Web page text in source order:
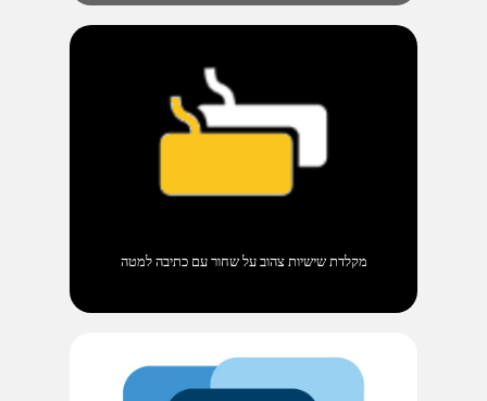
מקלדת שישיות צהוב על שחור עם כתיבה למטה